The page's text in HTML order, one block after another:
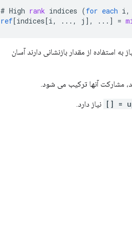
# High rank indices (for each i,
ref[indices[i, ..., j ] , ... ] =
استفاده از مقدار بازنشانی دارند آسان
مشارکت آنها ترکیب می شود.
نیاز دارد.